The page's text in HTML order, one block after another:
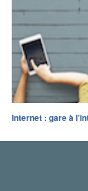
Internet : gare à